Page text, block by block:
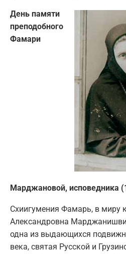
День памяти
преподобного
Фамари
Марджановой, исповедника
Схиигумения Фамарь, в миру
Александровна
одна из выдающихся
века, святая Русской и